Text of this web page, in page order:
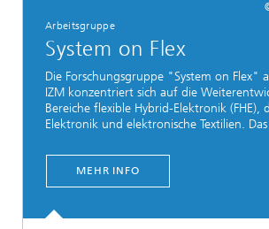
Arbeitsgruppe
System on Flex
Die Forschungsgruppe "System on Flex"
IZM konzentriert sich auf die
Bereiche flexible Hybrid-Elektronik (FHE),
Elektronik und elektronische Textilien.
MEHR INFO